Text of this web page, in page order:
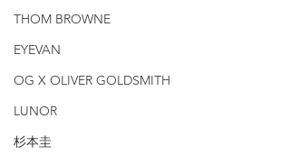
THOM BROWNE
EYEVAN
OG X OLIVER GOLDSMITH
LUNOR
杉本圭